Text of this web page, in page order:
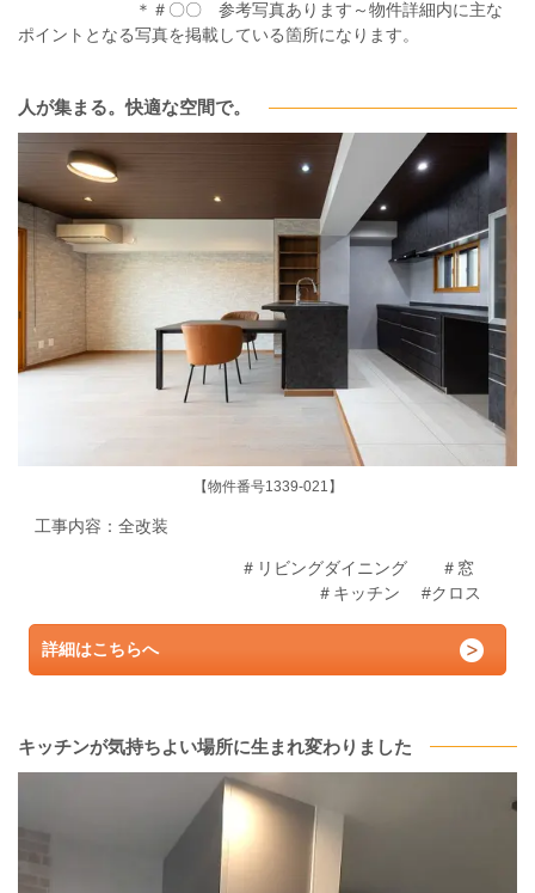
＊＃〇〇 参考写真あります～物件詳細内に主な
ポイントとなる写真を掲載している箇所になります。
人が集まる。快適な空間で。
【物件番号1339-021】
工事内容：全改装
＃リビングダイニング ＃窓
＃キッチン #クロス
詳細はこちらへ
キッチンが気持ちよい場所に生まれ変わりました